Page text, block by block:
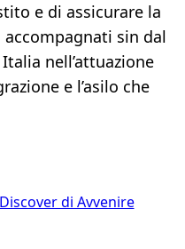
e di assicurare la
sin dal
nell’attuazione
e l’asilo che
di Avvenire